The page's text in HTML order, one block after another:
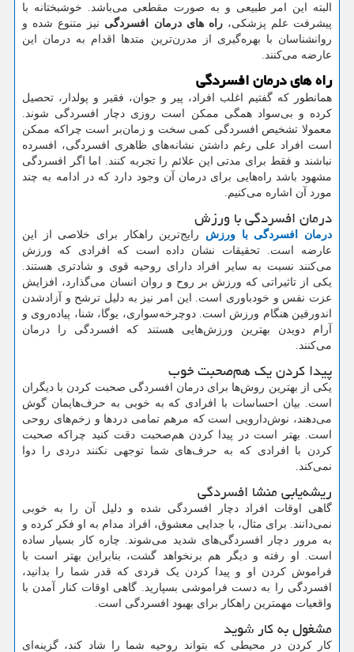
البته این امر طبیعی و به صورت مقطعی می‌باشد. خوشبختانه با
پیشرفت علم پزشکی،راه های درمان افسردگی نیز متنوع شده و
روانشناسان با بهره‌گیری از مدرن‌ترین متدها اقدام به درمان این
عارضه می‌کنند.
راه های درمان افسردگی
همانطور که گفتیم اغلب افراد، پیر و جوان، فقیر و پولدار، تحصیل
کرده و بی‌سواد همگی ممکن است روزی دچار افسردگی شوند.
معمولا تشخیص افسردگی کمی سخت و زمان‌بر است چراکه ممکن
است افراد علی رغم داشتن نشانه‌های ظاهری افسردگی، افسرده
نباشند و فقط برای مدتی این علائم را تجربه کنند. اما اگر افسردگی
مشهود باشد راه‌هایی برای درمان آن وجود دارد که در ادامه به چند
مورد آن اشاره می‌کنیم.
درمان افسردگی با ورزش
درمان افسردگی با ورزش رایج‌ترین راهکار برای خلاصی از این
عارضه است. تحقیقات نشان داده است که افرادی که ورزش
می‌کنند نسبت به سایر افراد دارای روحیه قوی و شادتری هستند.
یکی از تاثیراتی که ورزش بر روح و روان انسان می‌گذارد، افزایش
عزت نفس و خودباوری است. این امر نیز به دلیل ترشح و آزادشدن
اندورفین هنگام ورزش است. دوچرخه‌سواری، یوگا، شنا، پیاده‌روی و
آرام دویدن بهترین ورزش‌هایی هستند که افسردگی را درمان
می‌کنند.
پیدا کردن یک هم‌صحبت خوب
یکی از بهترین روش‌ها برای درمان افسردگی صحبت کردن با دیگران
است. بیان احساسات با افرادی که به خوبی به حرف‌هایمان گوش
می‌دهند، نوش‌دارویی است که مرهم تمامی دردها و زخم‌های روحی
است. بهتر است در پیدا کردن هم‌صحبت دقت کنید چراکه صحبت
کردن با افرادی که به حرف‌های شما توجهی نکنند دردی را دوا
نمی‌کند.
ریشه‌یابی منشا افسردگی
گاهی اوقات افراد دچار افسردگی شده و دلیل آن را به خوبی
نمی‌دانند. برای مثال، با جدایی معشوق، افراد مدام به او فکر کرده و
به مرور دچار افسردگی‌های شدید می‌شوند. چاره کار بسیار ساده
است. او رفته و دیگر هم برنخواهد گشت، بنابراین بهتر است با
فراموش کردن او و پیدا کردن یک فردی که قدر شما را بدانید،
افسردگی را به دست فراموشی بسپارید. گاهی اوقات کنار آمدن با
واقعیات مهمترین راهکار برای بهبود افسردگی است.
مشغول به کار شوید
کار کردن در محیطی که بتواند روحیه شما را شاد کند، گزینه‌ای